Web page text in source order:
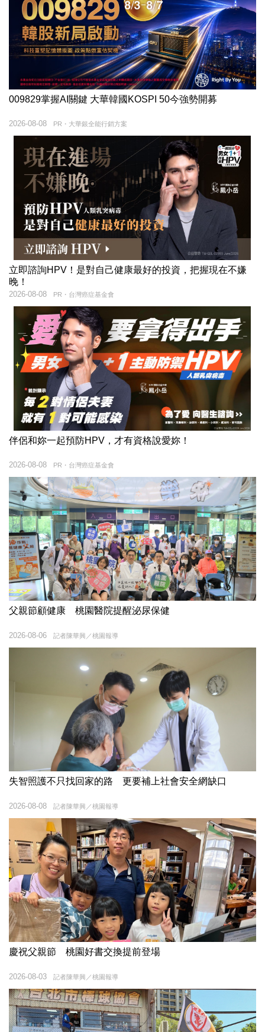
009829掌握AI關鍵 大華韓國KOSPI 50今強勢開募
PR・大華銀全能行銷方案
2026-08-08
立即諮詢HPV！是對自己健康最好的投資，把握現在不嫌
晚！
PR・台灣癌症基金會
2026-08-08
伴侶和妳一起預防HPV，才有資格說愛妳！
PR・台灣癌症基金會
2026-08-08
父親節顧健康 桃園醫院提醒泌尿保健
記者陳華興／桃園報導
2026-08-06
失智照護不只找回家的路 更要補上社會安全網缺口
記者陳華興／桃園報導
2026-08-08
慶祝父親節 桃園好書交換提前登場
記者陳華興／桃園報導
2026-08-03